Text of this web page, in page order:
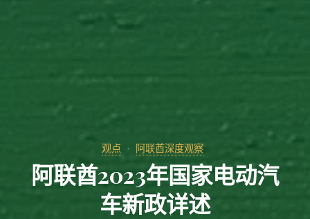
观点 阿联酋深度观察
阿联酋2023年国家电动汽
车新政详述